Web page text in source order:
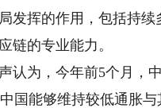
发挥的作用，包括持
链的专业能力。
为，今年前5个月，
国能够维持较低通胀